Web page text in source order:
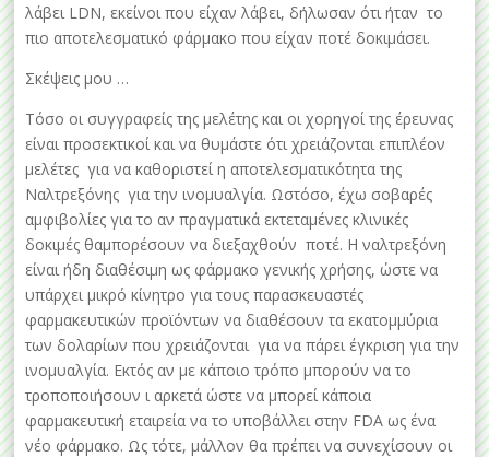
λάβει LDN, εκείνοι που είχαν λάβει, δήλωσαν ότι ήταν το
πιο αποτελεσματικό φάρμακο που είχαν ποτέ δοκιμάσει.
Σκέψεις μου …
Τόσο οι συγγραφείς της μελέτης και οι χορηγοί της έρευνας
είναι προσεκτικοί και να θυμάστε ότι χρειάζονται επιπλέον
μελέτες για να καθοριστεί η αποτελεσματικότητα της
Ναλτρεξόνης για την ινομυαλγία. Ωστόσο, έχω σοβαρές
αμφιβολίες για το αν πραγματικά εκτεταμένες κλινικές
δοκιμές θαμπορέσουν να διεξαχθούν ποτέ. Η ναλτρεξόνη
είναι ήδη διαθέσιμη ως φάρμακο γενικής χρήσης, ώστε να
υπάρχει μικρό κίνητρο για τους παρασκευαστές
φαρμακευτικών προϊόντων να διαθέσουν τα εκατομμύρια
των δολαρίων που χρειάζονται για να πάρει έγκριση για την
ινομυαλγία. Εκτός αν με κάποιο τρόπο μπορούν να το
τροποποιήσουν ι αρκετά ώστε να μπορεί κάποια
φαρμακευτική εταιρεία να το υποβάλλει στην FDA ως ένα
νέο φάρμακο. Ως τότε, μάλλον θα πρέπει να συνεχίσουν οι